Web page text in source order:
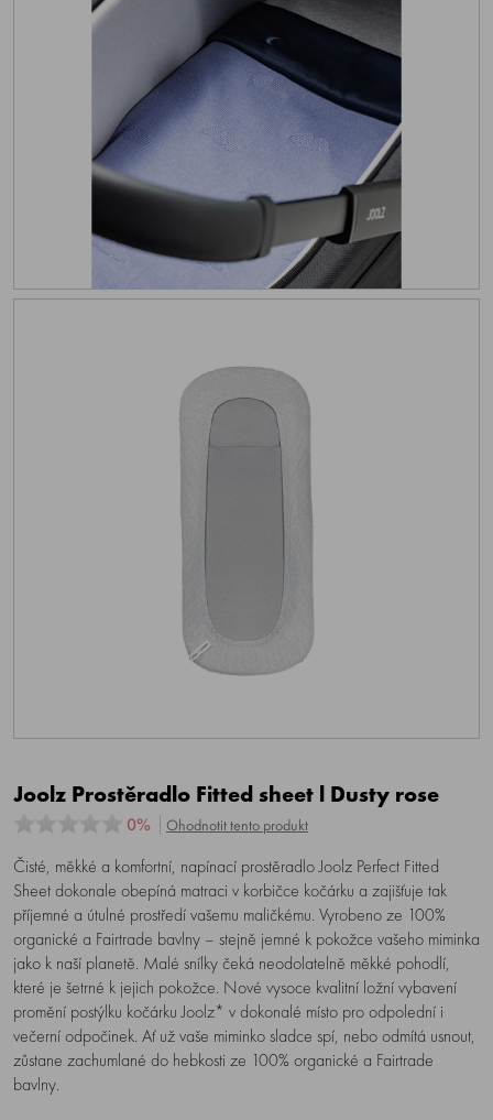
Joolz Prostěradlo Fitted sheet l Dusty rose
0% Ohodnotit tento produkt
Čisté, měkké a komfortní, napínací prostěradlo Joolz Perfect Fitted
Sheet dokonale obepíná matraci v korbičce kočárku a zajišťuje tak
příjemné a útulné prostředí vašemu maličkému. Vyrobeno ze 100%
organické a Fairtrade bavlny – stejně jemné k pokožce vašeho miminka
jako k naší planetě. Malé snílky čeká neodolatelně měkké pohodlí,
které je šetrné k jejich pokožce. Nové vysoce kvalitní ložní vybavení
promění postýlku kočárku Joolz* v dokonalé místo pro odpolední i
večerní odpočinek. Ať už vaše miminko sladce spí, nebo odmítá usnout,
zůstane zachumlané do hebkosti ze 100% organické a Fairtrade
bavlny.